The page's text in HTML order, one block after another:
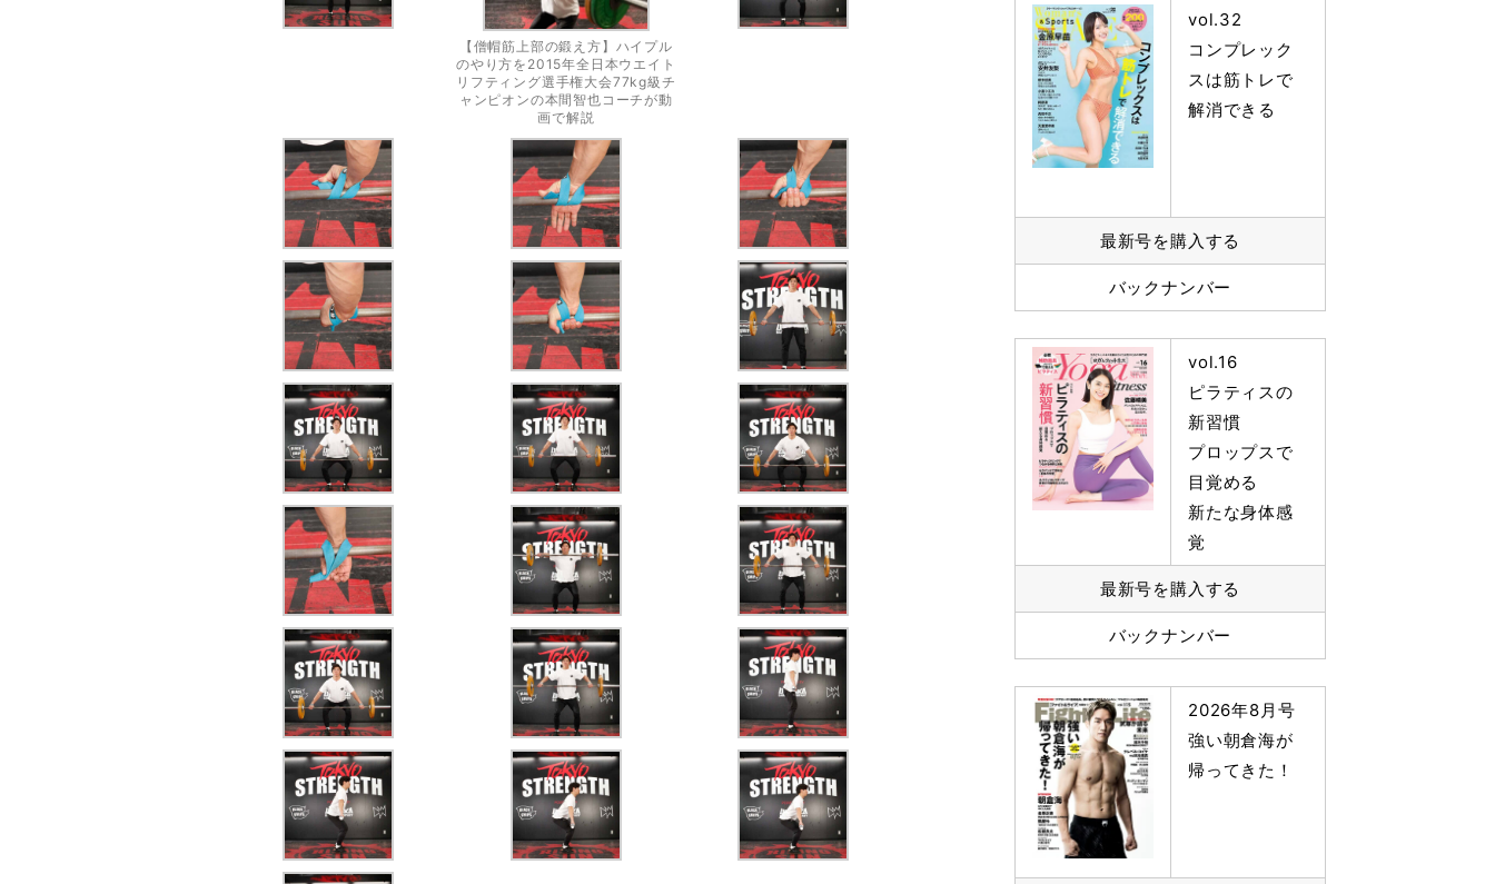
【僧帽筋上部の鍛え方】ハイプル
のやり方を2015年全日本ウエイト
リフティング選手権大会77kg級チ
ャンピオンの本間智也コーチが動
画で解説
vol.32
コンプレック
スは筋トレで
解消できる
最新号を購入する
バックナンバー
vol.16
ピラティスの
新習慣
プロップスで
目覚める
新たな身体感
覚
最新号を購入する
バックナンバー
2026年8月号
強い朝倉海が
帰ってきた！